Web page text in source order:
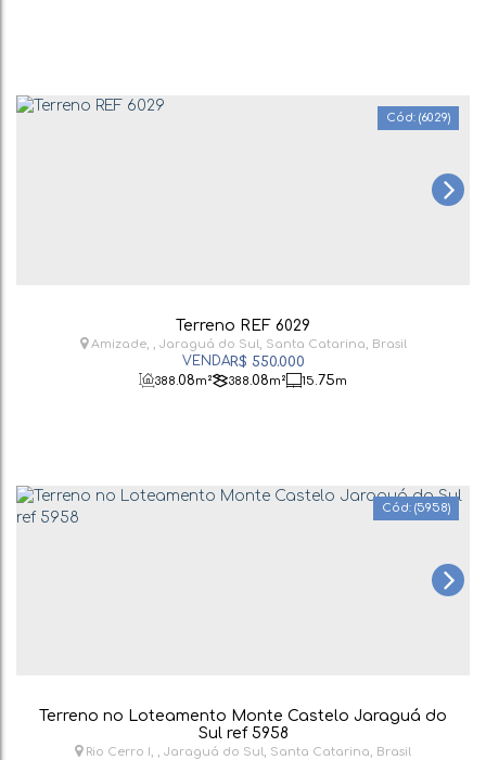
(6029)
Terreno REF 6029
R$ 550.000
Amizade , Jaraguá do Sul, Santa Catarina, Brasil
388 .08m² 388 .08m² 15 .75m
(5958)
Terreno no Loteamento Monte Castelo Jaraguá do
Sul ref 5958
Rio Cerro I , Jaraguá do Sul, Santa Catarina, Brasil